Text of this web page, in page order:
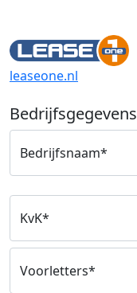
leaseone.nl
Bedrijfsgegevens
Bedrijfsnaam*
KvK*
Voorletters*